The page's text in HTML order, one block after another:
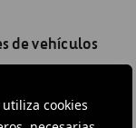
cookies
de vehículos
que en